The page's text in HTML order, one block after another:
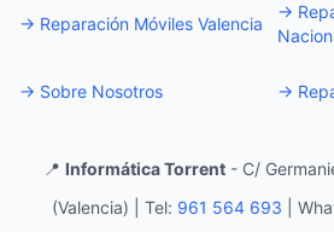
→ Reparación Móviles Valencia
→
→ Sobre Nosotros →
📍 Informática Torrent- C/
(Valencia) |
Tel: 961 564 693